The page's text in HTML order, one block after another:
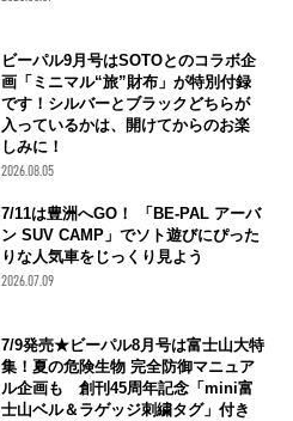
ビーパル9月号はSOTOとのコラボ企
画「ミニマル“旅”財布」が特別付録
です！シルバーとブラックどちらが
入っているかは、開けてからのお楽
しみに！
2026.08.05
7/11は豊洲へGO！ 「BE-PAL アーバ
ン SUV CAMP」でソト遊びにぴった
りな人気車をじっくり見よう
2026.07.09
7/9発売★ビーパル8月号は富士山大特
集！夏の危険生物 完全防御マニュア
ル企画も 創刊45周年記念「mini富
士山ベル＆ラゲッジ刺繍タグ」付き